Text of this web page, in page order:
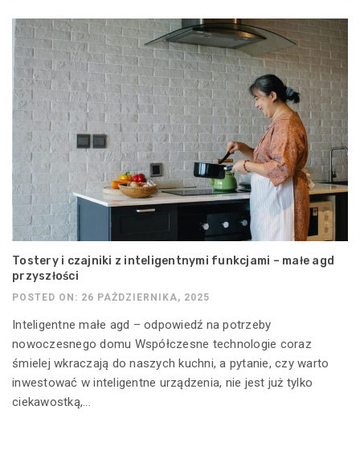
Tostery i czajniki z inteligentnymi funkcjami – małe agd
przyszłości
POSTED ON: 26 PAŹDZIERNIKA, 2025
Inteligentne małe agd – odpowiedź na potrzeby
nowoczesnego domu Współczesne technologie coraz
śmielej wkraczają do naszych kuchni, a pytanie, czy warto
inwestować w inteligentne urządzenia, nie jest już tylko
ciekawostką,...